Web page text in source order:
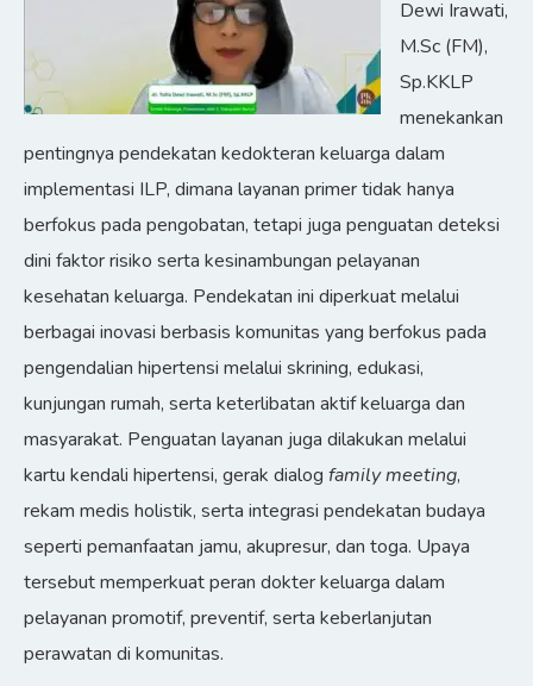
Dewi Irawati,
M.Sc (FM),
Sp.KKLP
menekankan
pentingnya pendekatan kedokteran keluarga dalam
implementasi ILP, dimana layanan primer tidak hanya
berfokus pada pengobatan, tetapi juga penguatan deteksi
dini faktor risiko serta kesinambungan pelayanan
kesehatan keluarga. Pendekatan ini diperkuat melalui
berbagai inovasi berbasis komunitas yang berfokus pada
pengendalian hipertensi melalui skrining, edukasi,
kunjungan rumah, serta keterlibatan aktif keluarga dan
masyarakat. Penguatan layanan juga dilakukan melalui
kartu kendali hipertensi, gerak dialog family meeting,
rekam medis holistik, serta integrasi pendekatan budaya
seperti pemanfaatan jamu, akupresur, dan toga. Upaya
tersebut memperkuat peran dokter keluarga dalam
pelayanan promotif, preventif, serta keberlanjutan
perawatan di komunitas.